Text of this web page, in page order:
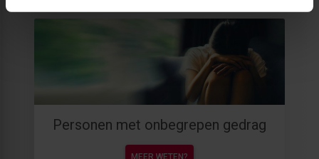
Personen met onbegrepen gedrag
MEER WETEN?